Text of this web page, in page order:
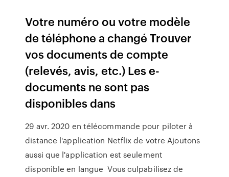
Votre numéro ou votre modèle
de téléphone a changé Trouver
vos documents de compte
(relevés, avis, etc.) Les e-
documents ne sont pas
disponibles dans
29 avr. 2020 en télécommande pour piloter à
distance l'application Netflix de votre Ajoutons
aussi que l'application est seulement
disponible en langue Vous culpabilisez de